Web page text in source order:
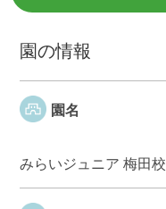
園の情報
園名
みらいジュニア 梅田校